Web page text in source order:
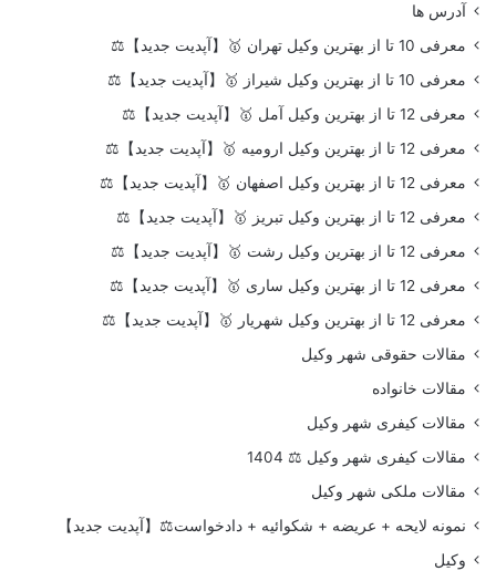
آدرس ها
معرفی 10 تا از بهترین وکیل تهران 🥇【آپدیت جدید】⚖️
معرفی 10 تا از بهترین وکیل شیراز 🥇【آپدیت جدید】⚖️
معرفی 12 تا از بهترین وکیل آمل 🥇【آپدیت جدید】⚖️
معرفی 12 تا از بهترین وکیل ارومیه 🥇【آپدیت جدید】⚖️
معرفی 12 تا از بهترین وکیل اصفهان 🥇【آپدیت جدید】⚖️
معرفی 12 تا از بهترین وکیل تبریز 🥇【آپدیت جدید】⚖️
معرفی 12 تا از بهترین وکیل رشت 🥇【آپدیت جدید】⚖️
معرفی 12 تا از بهترین وکیل ساری 🥇【آپدیت جدید】⚖️
معرفی 12 تا از بهترین وکیل شهریار 🥇【آپدیت جدید】⚖️
مقالات حقوقی شهر وکیل
مقالات خانواده
مقالات کیفری شهر وکیل
مقالات کیفری شهر وکیل ⚖️ 1404
مقالات ملکی شهر وکیل
نمونه لایحه + عریضه + شکوائیه + دادخواست⚖️【آپدیت جدید】
وکیل